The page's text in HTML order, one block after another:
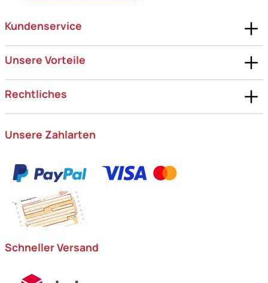
Kundenservice
Unsere Vorteile
Rechtliches
Unsere Zahlarten
Schneller Versand